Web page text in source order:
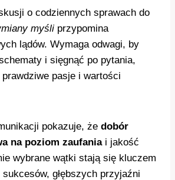
o codziennych sprawach do
myśli przypomina
lądów. Wymaga odwagi, by
i sięgnąć po pytania,
prawdziwe pasje i wartości
pokazuje, że dobór
na poziom zaufaniai jakość
wybrane wątki stają się kluczem
głębszych przyjaźni